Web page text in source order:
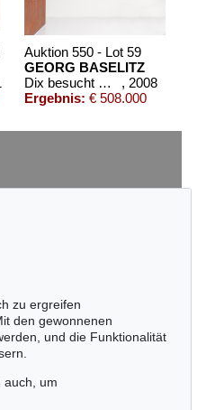
Auktion 550 - Lot 59
GEORG BASELITZ
Dix besucht Goya
, 2008
Ergebnis: € 508.000
zu ergreifen
den gewonnenen
und die Funktionalität
auch, um